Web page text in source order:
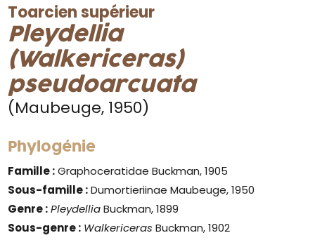
Toarcien supérieur
Pleydellia
(Walkericeras)
pseudoarcuata
(Maubeuge, 1950)
Phylogénie
Famille :Graphoceratidae Buckman, 1905
Sous-famille :Dumortieriinae Maubeuge, 1950
Genre : PleydelliaBuckman, 1899
Sous-genre : Walkericeras Buckman, 1902